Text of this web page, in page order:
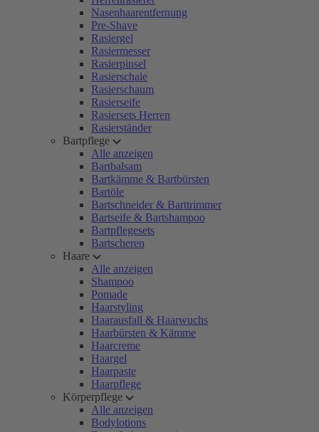
Nasenhaarentfernung
Pre-Shave
Rasiergel
Rasiermesser
Rasierpinsel
Rasierschale
Rasierschaum
Rasierseife
Rasiersets Herren
Rasierständer
Bartpflege
Alle anzeigen
Bartbalsam
Bartkämme & Bartbürsten
Bartöle
Bartschneider & Barttrimmer
Bartseife & Bartshampoo
Bartpflegesets
Bartscheren
Haare
Alle anzeigen
Shampoo
Pomade
Haarstyling
Haarausfall & Haarwuchs
Haarbürsten & Kämme
Haarcreme
Haargel
Haarpaste
Haarpflege
Körperpflege
Alle anzeigen
Bodylotions